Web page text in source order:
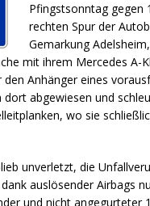
Pfingstsonntag gegen
rechten Spur der
Gemarkung
mit ihrem Mercedes A-
Anhänger eines
dort abgewiesen und
wo sie
unverletzt, die
auslösender Airbags
und nicht angegurteter